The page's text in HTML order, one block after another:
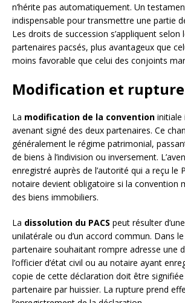
n’hérite pas automatiquement. Un
indispensable pour transmettre une partie
Les droits de succession s’appliquent selon
partenaires pacsés, plus avantageux que
moins favorable que celui des conjoints
Modification et rupture
La modification de la convention initiale
avenant signé des deux partenaires. Ce
généralement le régime patrimonial,
de biens à l’indivision ou inversement.
enregistré auprès de l’autorité qui a reçu le
notaire devient obligatoire si la convention
des biens immobiliers.
La dissolution du PACS peut résulter
unilatérale ou d’un accord commun. Dans
partenaire souhaitant rompre adresse une
l’officier d’état civil ou au notaire ayant
copie de cette déclaration doit être signifiée
partenaire par huissier. La rupture prend